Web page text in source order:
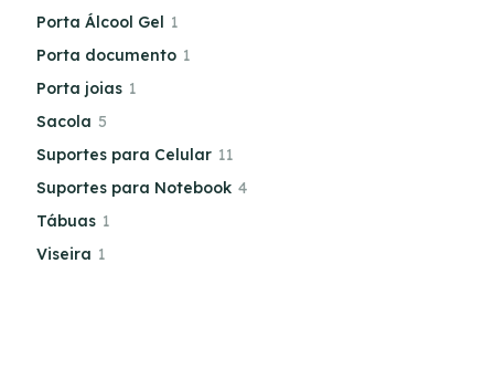
Porta Álcool Gel 1
Porta documento 1
Porta joias 1
Sacola 5
Suportes para Celular 11
Suportes para Notebook 4
Tábuas 1
Viseira 1